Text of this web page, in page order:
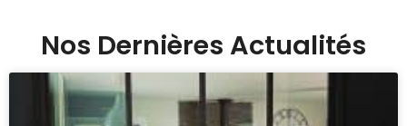
Nos Dernières Actualités